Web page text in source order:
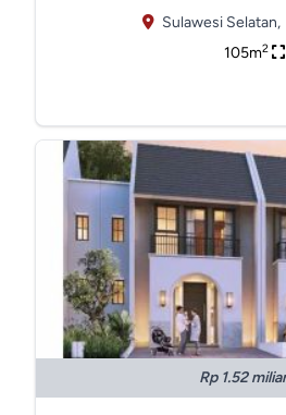
Sulawesi Selatan,
105m2
Rp 1.52